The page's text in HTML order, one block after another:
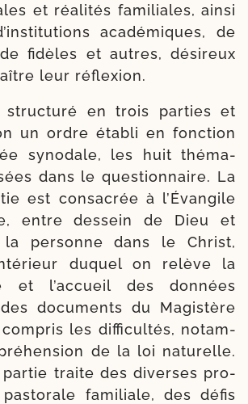
et réa­li­tés fami­liales, ain­si
aca­dé­miques, de
fidèles et autres, dési­reux
leur réflexion.
en trois par­ties et
un ordre éta­bli en fonc­tion
syno­dale, les huit thé­ma­
dans le ques­tion­naire. La
est consa­crée à l’Évangile
entre des­sein de Dieu et
per­sonne dans le Christ,
duquel on relève la
et l’accueil des don­nées
docu­ments du Magistère
com­pris les dif­fi­cul­tés, notam­
de la loi natu­relle.
par­tie traite des diverses pro­
fami­liale, des défis